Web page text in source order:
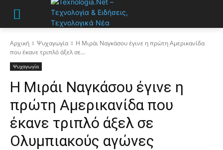
Αρχική Ψυχαγωγία
Η Μιράι Ναγκάσου έγινε η πρώτη Αμερικανίδα
που έκανε τριπλό άξελ σε...
Ψυχαγωγία
Η Μιράι Ναγκάσου έγινε η
πρώτη Αμερικανίδα που
έκανε τριπλό άξελ σε
Ολυμπιακούς αγώνες